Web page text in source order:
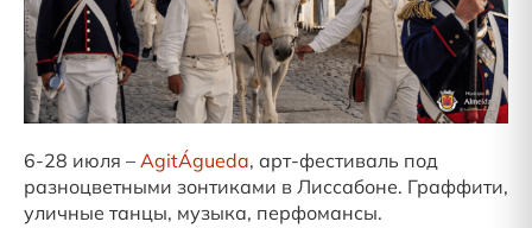
6-28 июля – AgitÁgueda, арт-фестиваль под
разноцветными зонтиками в Лиссабоне. Граффити,
уличные танцы, музыка, перфомансы.